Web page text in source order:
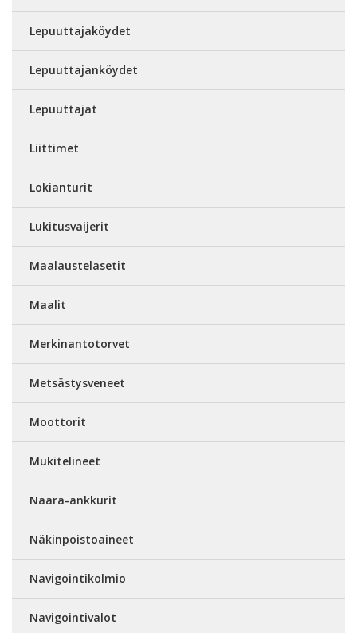
Lepuuttajaköydet
Lepuuttajanköydet
Lepuuttajat
Liittimet
Lokianturit
Lukitusvaijerit
Maalaustelasetit
Maalit
Merkinantotorvet
Metsästysveneet
Moottorit
Mukitelineet
Naara-ankkurit
Näkinpoistoaineet
Navigointikolmio
Navigointivalot